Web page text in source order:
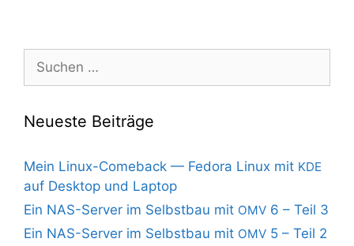
Suchen
nach:
Neueste Beiträge
Mein Linux-Comeback — Fedora Linux mit KDE
auf Desktop und Laptop
Ein NAS-Server im Selbstbau mit OMV 6 – Teil 3
Ein NAS-Server im Selbstbau mit OMV 5 – Teil 2